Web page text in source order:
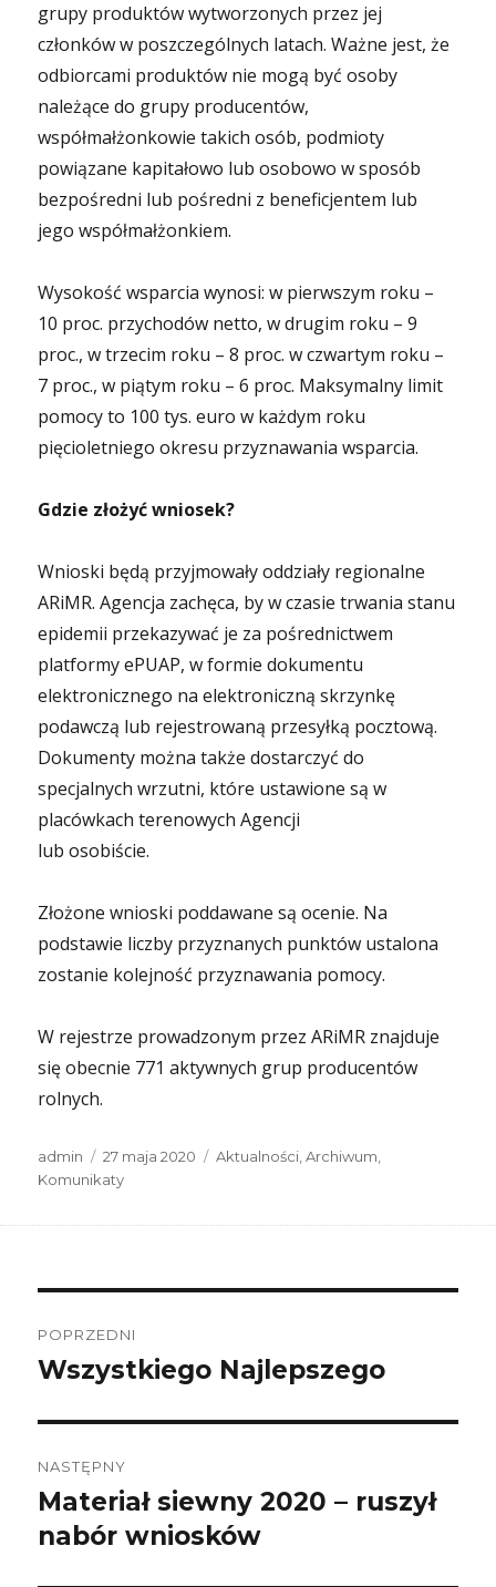
grupy produktów wytworzonych przez jej
członków w poszczególnych latach. Ważne jest, że
odbiorcami produktów nie mogą być osoby
należące do grupy producentów,
współmałżonkowie takich osób, podmioty
powiązane kapitałowo lub osobowo w sposób
bezpośredni lub pośredni z beneficjentem lub
jego współmałżonkiem.
Wysokość wsparcia wynosi: w pierwszym roku –
10 proc. przychodów netto, w drugim roku – 9
proc., w trzecim roku – 8 proc. w czwartym roku –
7 proc., w piątym roku – 6 proc. Maksymalny limit
pomocy to 100 tys. euro w każdym roku
pięcioletniego okresu przyznawania wsparcia.
Gdzie złożyć wniosek?
Wnioski będą przyjmowały oddziały regionalne
ARiMR. Agencja zachęca, by w czasie trwania stanu
epidemii przekazywać je za pośrednictwem
platformy ePUAP, w formie dokumentu
elektronicznego na elektroniczną skrzynkę
podawczą lub rejestrowaną przesyłką pocztową.
Dokumenty można także dostarczyć do
specjalnych wrzutni, które ustawione są w
placówkach terenowych Agencji
lub osobiście.
Złożone wnioski poddawane są ocenie. Na
podstawie liczby przyznanych punktów ustalona
zostanie kolejność przyznawania pomocy.
W rejestrze prowadzonym przez ARiMR znajduje
się obecnie 771 aktywnych grup producentów
rolnych.
Autor
admin
Data
publikacji
27 maja 2020 Kategorie
Aktualności ,Archiwum
Komunikaty
wpisu
POPRZEDNI
Poprzedni
Wszystkiego Najlepszego
NASTĘPNY
Następny
wpis:
Materiał siewny 2020 – ruszył
nabór wniosków